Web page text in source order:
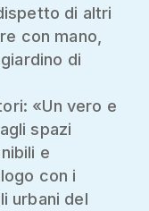
di altri
con mano,
di
«Un vero e
spazi
e
con i
urbani del